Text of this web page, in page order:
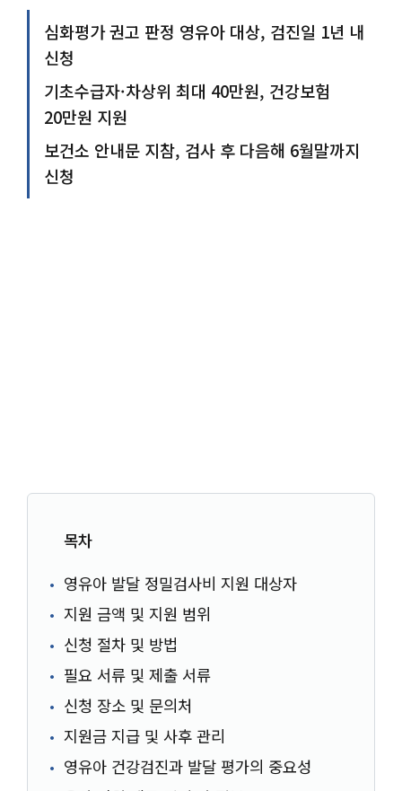
심화평가 권고 판정 영유아 대상, 검진일 1년 내
신청
기초수급자·차상위 최대 40만원, 건강보험
20만원 지원
보건소 안내문 지참, 검사 후 다음해 6월말까지
신청
목차
영유아 발달 정밀검사비 지원 대상자
지원 금액 및 지원 범위
신청 절차 및 방법
필요 서류 및 제출 서류
신청 장소 및 문의처
지원금 지급 및 사후 관리
영유아 건강검진과 발달 평가의 중요성